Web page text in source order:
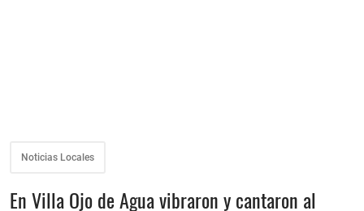
Noticias Locales
En Villa Ojo de Agua vibraron y cantaron al